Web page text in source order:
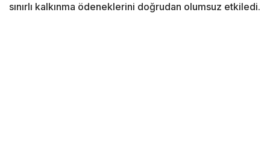
sınırlı kalkınma ödeneklerini doğrudan olumsuz etkiledi.